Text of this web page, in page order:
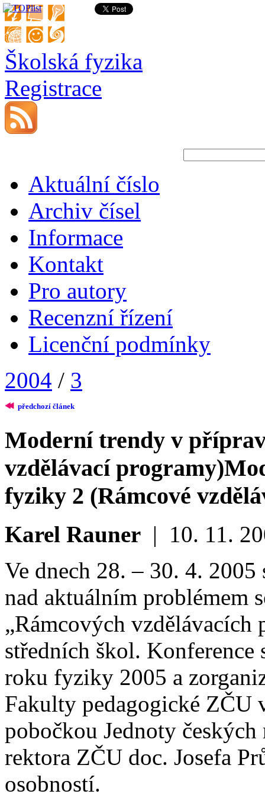
Školská fyzika
Registrace
Aktuální číslo
Archiv čísel
Informace
Kontakt
Pro autory
Recenzní řízení
Licenční podmínky
2004 / 3
předchozí článek
Moderní trendy v
vzdělávací programy)
fyziky 2 (Rámcové
Karel Rauner | 10. 11.
Ve dnech 28. – 30. 4.
nad aktuálním problémem
„Rámcových vzdělávacích
středních škol.
roku fyziky 2005 a
Fakulty pedagogické ZČU
pobočkou Jednoty
rektora ZČU doc. Josefa
osobností.